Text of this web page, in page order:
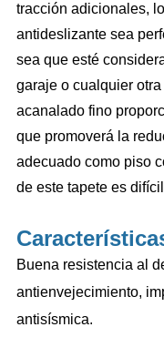
tracción adicionales,
antideslizante sea
sea que esté
garaje o cualquier
acanalado fino
que promoverá la
adecuado como piso
de este tapete es
Buena resistencia al
antienvejecimiento,
antisísmica.